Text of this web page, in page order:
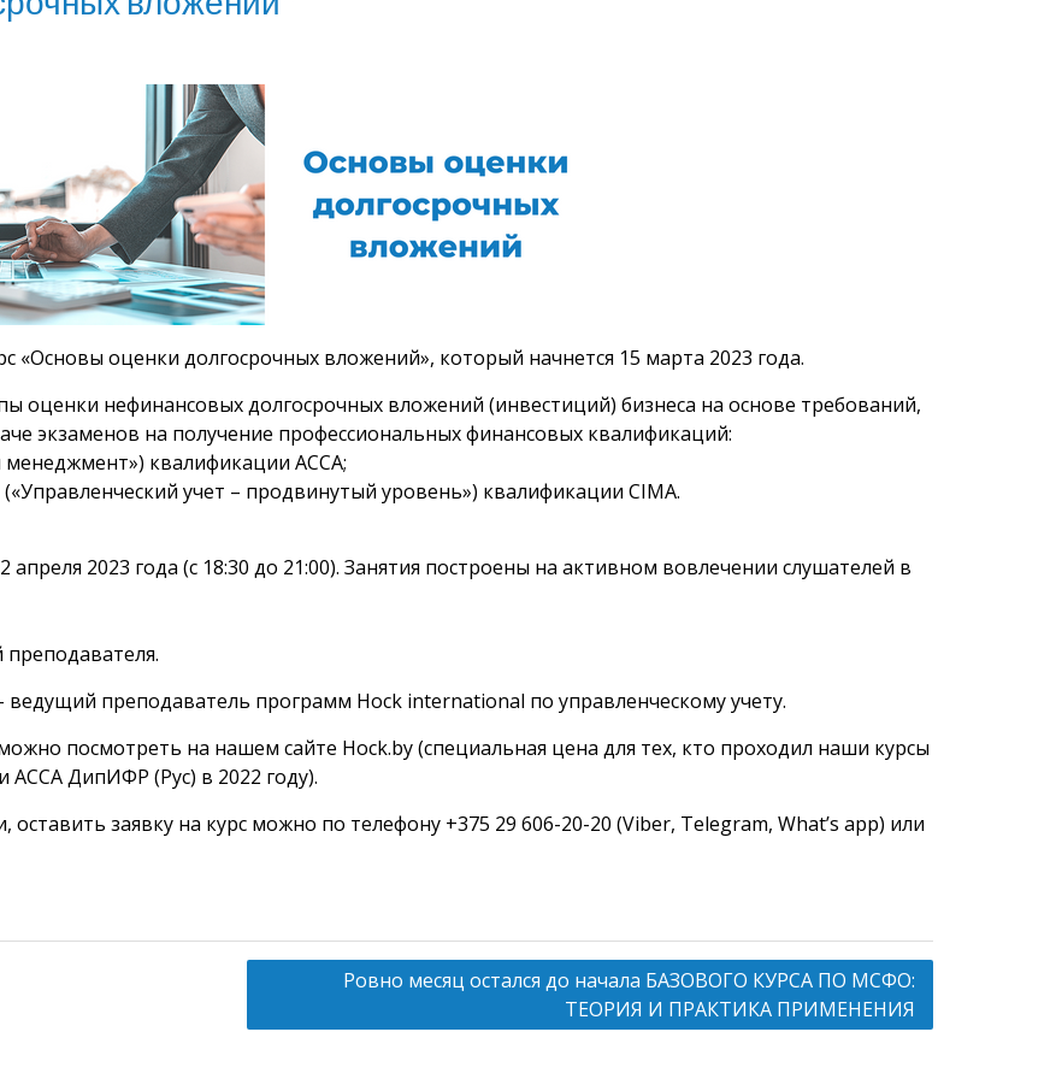
оценки долгосрочных вложений», который начнется 15 марта 2023 года.
оценки нефинансовых долгосрочных вложений (инвестиций) бизнеса на основе требований,
экзаменов на получение профессиональных финансовых квалификаций:
квалификации ACCA;
учет – продвинутый уровень») квалификации CIMA.
апреля 2023 года (с 18:30 до 21:00). Занятия построены на активном вовлечении слушателей в
ведущий преподаватель программ Hock international по управленческому учету.
посмотреть на нашем сайте Hock.by (специальная цена для тех, кто проходил наши курсы
ДипИФР (Рус) в 2022 году).
заявку на курс можно по телефону +375 29 606-20-20 (Viber, Telegram, What’s app) или
Ровно месяц остался до начала БАЗОВОГО КУРСА ПО МСФО:
ТЕОРИЯ И ПРАКТИКА ПРИМЕНЕНИЯ